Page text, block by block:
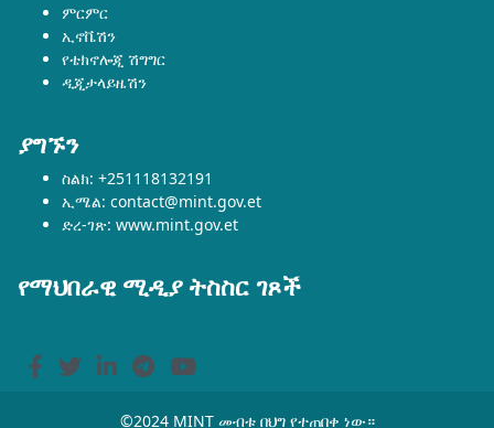
ምርምር
ኢኖቬሽን
የቴክኖሎጂ ሽግግር
ዲጂታላይዜሽን
ያግኙን
ስልክ: +251118132191
ኢሜል: contact@mint.gov.et
ድረ-ገጽ: www.mint.gov.et
የማህበራዊ ሚዲያ ትስስር ገጾች
©2024 MINT መብቱ በህግ የተጠበቀ ነው።